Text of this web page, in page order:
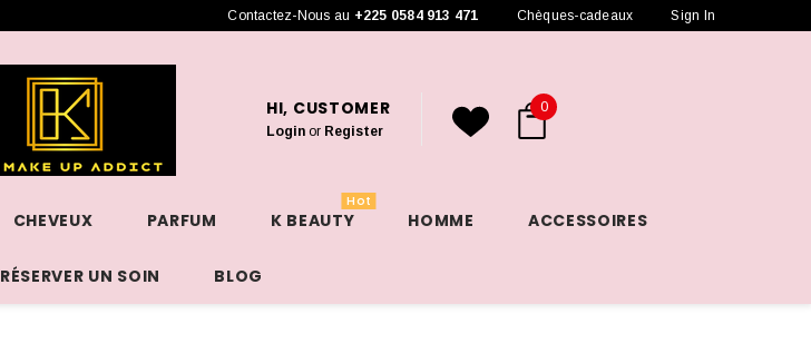
Contactez-Nous au +225 0584 913 471 Chèques-cadeaux Sign In
HI, CUSTOMER
Login or Register
0
CHEVEUX PARFUM K BEAUTY
Hot
HOMME ACCESSOIRES
RÉSERVER UN SOIN BLOG